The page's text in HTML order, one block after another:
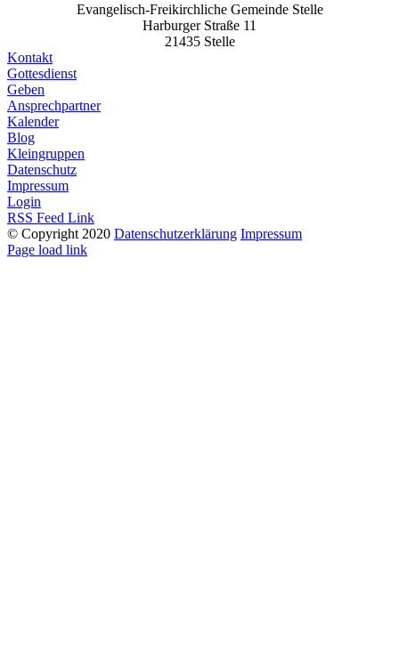
Evangelisch-Freikirchliche Gemeinde Stelle
Harburger Straße 11
21435 Stelle
Kontakt
Gottesdienst
Geben
Ansprechpartner
Kalender
Blog
Kleingruppen
Datenschutz
Impressum
Login
RSS Feed Link
© Copyright 2020 Datenschutzerklärung Impressum
Facebook
X
Page load link